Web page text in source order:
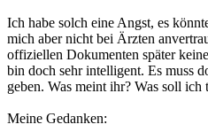
Ich habe solch eine Angst, es
mich aber nicht bei Ärzten
offiziellen Dokumenten später
bin doch sehr intelligent. Es muss
geben. Was meint ihr? Was soll ich
Meine Gedanken: